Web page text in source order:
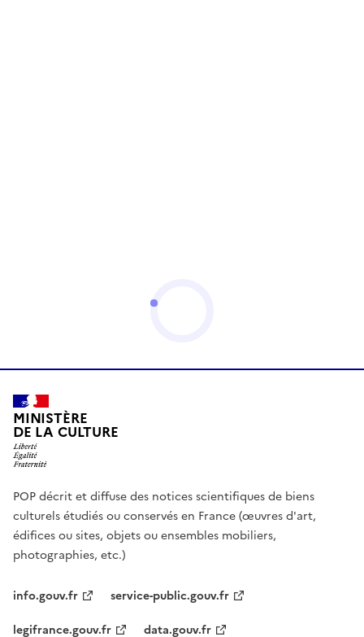
MINISTÈRE
DE LA CULTURE
POP décrit et diffuse des notices scientifiques de biens
culturels étudiés ou conservés en France (œuvres d'art,
édifices ou sites, objets ou ensembles mobiliers,
photographies, etc.)
info.gouv.fr
service-public.gouv.fr
legifrance.gouv.fr
data.gouv.fr